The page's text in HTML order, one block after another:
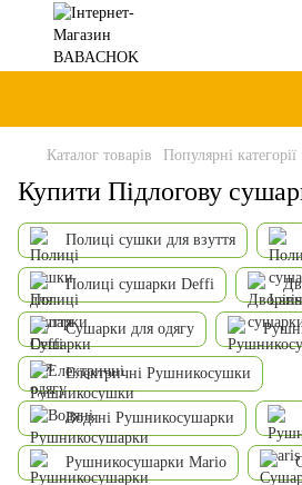
Каталог товарів Популярні категорії
Купити Підлогову
Полиці сушки для взуття
Полиці сушарки Deffi
Сушарки для одягу
Електричні Рушникосушки
Водяні Рушникосушарки
Рушникосушарки Mario